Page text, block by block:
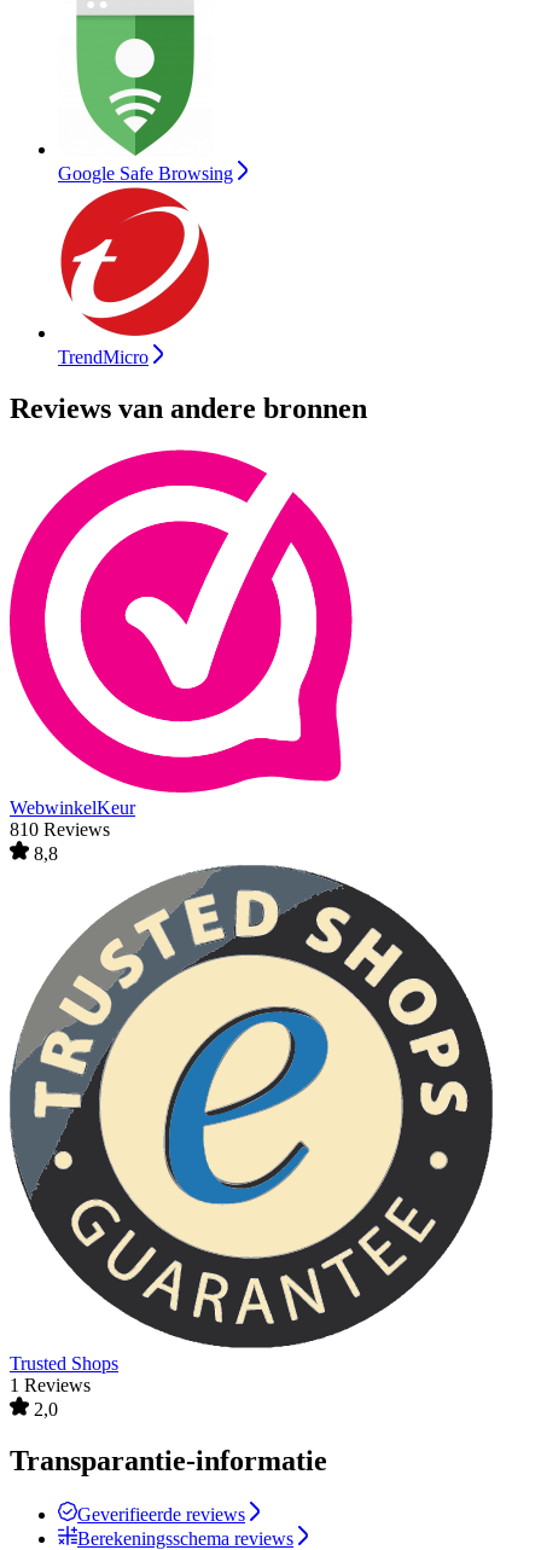
Google Safe Browsing
TrendMicro
Reviews van andere bronnen
WebwinkelKeur
810 Reviews
8,8
Trusted Shops
1 Reviews
2,0
Transparantie-informatie
Geverifieerde reviews
Berekeningsschema reviews